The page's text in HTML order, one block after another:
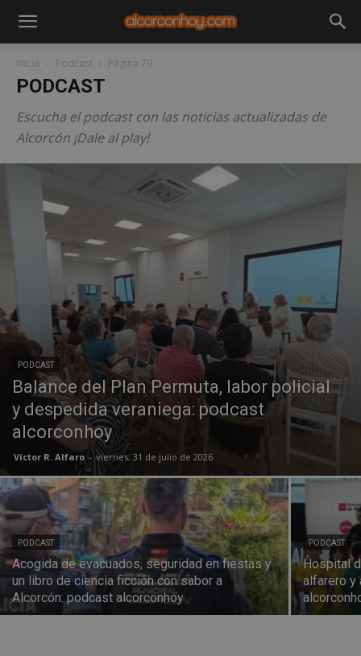
Inicio Podcast Página 79
PODCAST
Escucha el podcast con las noticias actualizadas de
Alcorcón ¡Dale al play!
PODCAST
Balance del Plan Permuta, labor policial
y despedida veraniega: podcast
alcorconhoy
Víctor R. Alfaro - viernes, 31 de julio de 2026
PODCAST
Acogida de evacuados, seguridad en fiestas y
un libro de ciencia ficción con sabor a
Alcorcón: podcast alcorconhoy
PODCAST
Hospital
alfarero y